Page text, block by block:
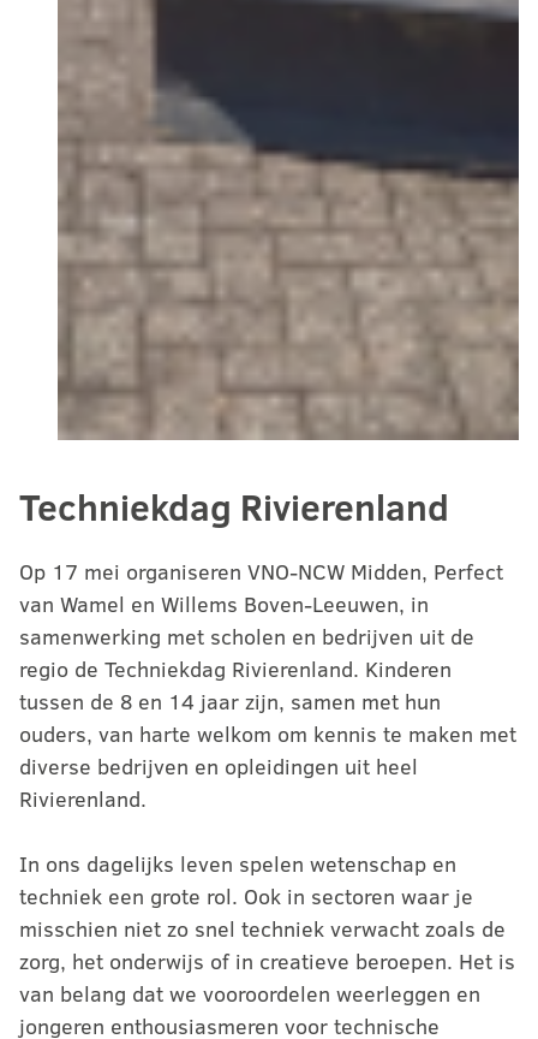
Techniekdag Rivierenland
Op 17 mei organiseren VNO-NCW Midden, Perfect
van Wamel en Willems Boven-Leeuwen, in
samenwerking met scholen en bedrijven uit de
regio de Techniekdag Rivierenland. Kinderen
tussen de 8 en 14 jaar zijn, samen met hun
ouders, van harte welkom om kennis te maken met
diverse bedrijven en opleidingen uit heel
Rivierenland.
In ons dagelijks leven spelen wetenschap en
techniek een grote rol. Ook in sectoren waar je
misschien niet zo snel techniek verwacht zoals de
zorg, het onderwijs of in creatieve beroepen. Het is
van belang dat we vooroordelen weerleggen en
jongeren enthousiasmeren voor technische